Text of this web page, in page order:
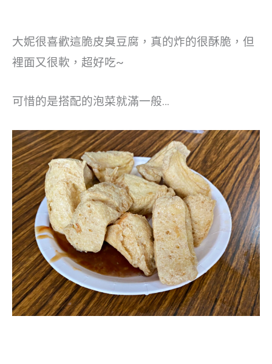
大妮很喜歡這脆皮臭豆腐，真的炸的很酥脆，但
裡面又很軟，超好吃~
可惜的是搭配的泡菜就滿一般…